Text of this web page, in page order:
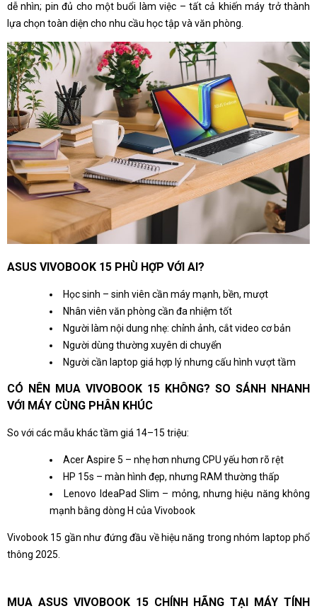
dễ nhìn; pin đủ cho một buổi làm việc – tất cả khiến máy trở thành
lựa chọn toàn diện cho nhu cầu học tập và văn phòng.
ASUS VIVOBOOK 15 PHÙ HỢP VỚI AI?
Học sinh – sinh viên cần máy mạnh, bền, mượt
Nhân viên văn phòng cần đa nhiệm tốt
Người làm nội dung nhẹ: chỉnh ảnh, cắt video cơ bản
Người dùng thường xuyên di chuyển
Người cần laptop giá hợp lý nhưng cấu hình vượt tầm
CÓ NÊN MUA VIVOBOOK 15 KHÔNG? SO SÁNH NHANH
VỚI MÁY CÙNG PHÂN KHÚC
So với các mẫu khác tầm giá 14–15 triệu:
Acer Aspire 5 – nhẹ hơn nhưng CPU yếu hơn rõ rệt
HP 15s – màn hình đẹp, nhưng RAM thường thấp
Lenovo IdeaPad Slim – mỏng, nhưng hiệu năng không
mạnh bằng dòng H của Vivobook
Vivobook 15 gần như đứng đầu về hiệu năng trong nhóm laptop phổ
thông 2025.
MUA ASUS VIVOBOOK 15 CHÍNH HÃNG TẠI MÁY TÍNH